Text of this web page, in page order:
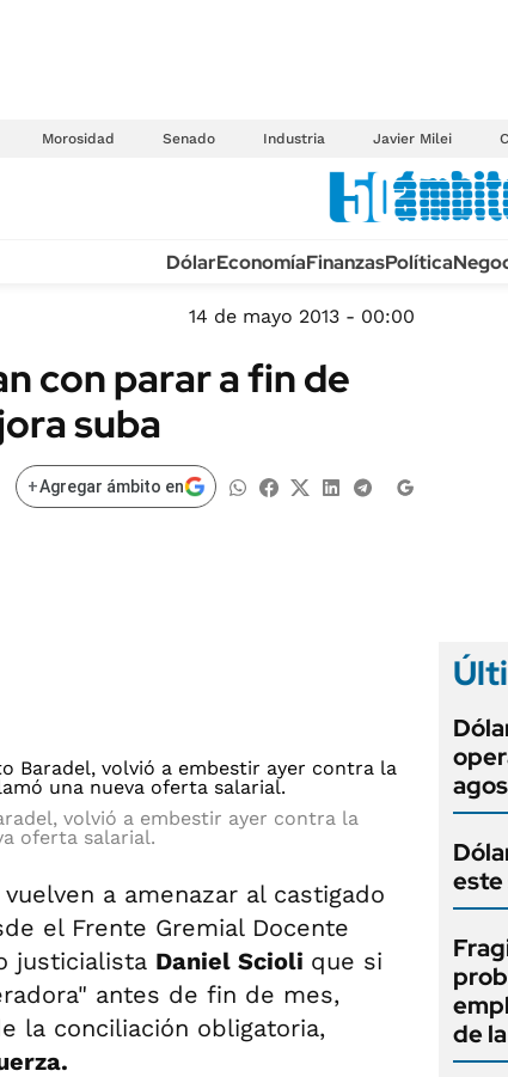
Morosidad Senado Industria Javier Milei
REPORT
TECNOLOGÍA
MÉXICO
MUNDO
DólarEconomíaFinanzasPolítica
14 de mayo 2013 - 00:00
con parar a fin de
suba
+Agregar ámbito en
volvió a embestir ayer contra la
oferta salarial.
a amenazar al castigado
el Frente Gremial Docente
justicialista Daniel Scioli que si
antes de fin de mes,
la conciliación obligatoria,
este
de